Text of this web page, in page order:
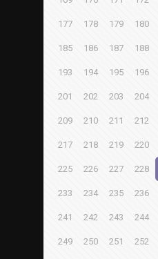
177 178 179 180
185 186 187 188
193 194 195 196
201 202 203 204
209 210 211 212
217 218 219 220
225 226 227 228
233 234 235 236
241 242 243 244
249 250 251 252